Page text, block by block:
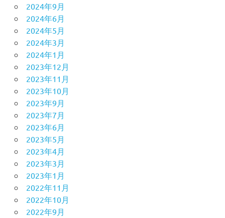
2024年9月
2024年6月
2024年5月
2024年3月
2024年1月
2023年12月
2023年11月
2023年10月
2023年9月
2023年7月
2023年6月
2023年5月
2023年4月
2023年3月
2023年1月
2022年11月
2022年10月
2022年9月